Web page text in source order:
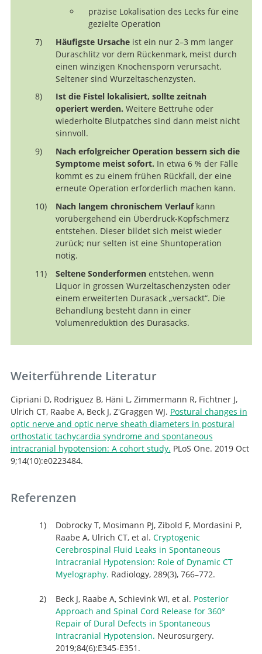
präzise Lokalisation des Lecks für eine
gezielte Operation
Häufigste Ursacheist ein nur 2–3 mm langer
Duraschlitz vor dem Rückenmark, meist durch
einen winzigen Knochensporn verursacht.
Seltener sind Wurzeltaschenzysten.
Ist die Fistel lokalisiert, sollte zeitnah
operiert werden. Weitere Bettruhe oder
wiederholte Blutpatches sind dann meist nicht
sinnvoll.
Nach erfolgreicher Operation bessern sich die
Symptome meist sofort. In etwa 6 % der Fälle
kommt es zu einem frühen Rückfall, der eine
erneute Operation erforderlich machen kann.
Nach langem chronischem Verlaufkann
vorübergehend ein Überdruck-Kopfschmerz
entstehen. Dieser bildet sich meist wieder
zurück; nur selten ist eine Shuntoperation
nötig.
Seltene Sonderformenentstehen, wenn
Liquor in grossen Wurzeltaschenzysten oder
einem erweiterten Durasack „versackt“. Die
Behandlung besteht dann in einer
Volumenreduktion des Durasacks.
Weiterführende Literatur
Cipriani D, Rodriguez B, Häni L, Zimmermann R, Fichtner J,
Ulrich CT, Raabe A, Beck J, Z'Graggen WJ. Postural changes in
optic nerve and optic nerve sheath diameters in postural
orthostatic tachycardia syndrome and spontaneous
intracranial hypotension: A cohort study. PLoS One. 2019 Oct
9;14(10):e0223484.
Referenzen
Dobrocky T, Mosimann PJ, Zibold F, Mordasini P,
Raabe A, Ulrich CT, et al. Cryptogenic
Cerebrospinal Fluid Leaks in Spontaneous
Intracranial Hypotension: Role of Dynamic CT
Myelography. Radiology, 289(3), 766–772.
Beck J, Raabe A, Schievink WI, et al. Posterior
Approach and Spinal Cord Release for 360°
Repair of Dural Defects in Spontaneous
Intracranial Hypotension. Neurosurgery.
2019;84(6):E345-E351.